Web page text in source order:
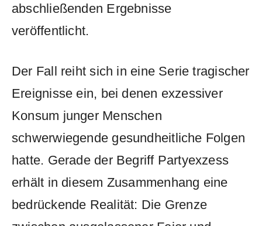
abschließenden Ergebnisse
veröffentlicht.
Der Fall reiht sich in eine Serie tragischer
Ereignisse ein, bei denen exzessiver
Konsum junger Menschen
schwerwiegende gesundheitliche Folgen
hatte. Gerade der Begriff Partyexzess
erhält in diesem Zusammenhang eine
bedrückende Realität: Die Grenze